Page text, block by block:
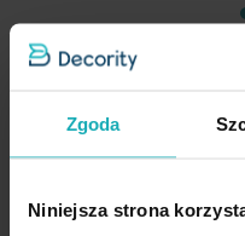
Zgoda
Niniejsza strona
Firana kremowa z
szwem obciążającym
362,90 zł